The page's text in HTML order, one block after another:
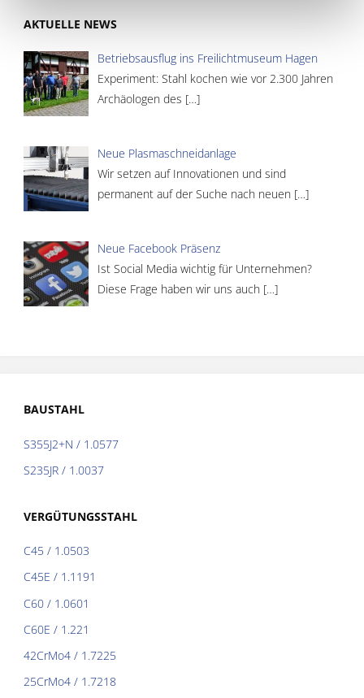
AKTUELLE NEWS
Betriebsausflug ins Freilichtmuseum Hagen
Experiment: Stahl kochen wie vor 2.300 Jahren
Archäologen des […]
Neue Plasmaschneidanlage
Wir setzen auf Innovationen und sind
permanent auf der Suche nach neuen […]
Neue Facebook Präsenz
Ist Social Media wichtig für Unternehmen?
Diese Frage haben wir uns auch […]
BAUSTAHL
S355J2+N / 1.0577
S235JR / 1.0037
VERGÜTUNGSSTAHL
C45 / 1.0503
C45E / 1.1191
C60 / 1.0601
C60E / 1.221
42CrMo4 / 1.7225
25CrMo4 / 1.7218